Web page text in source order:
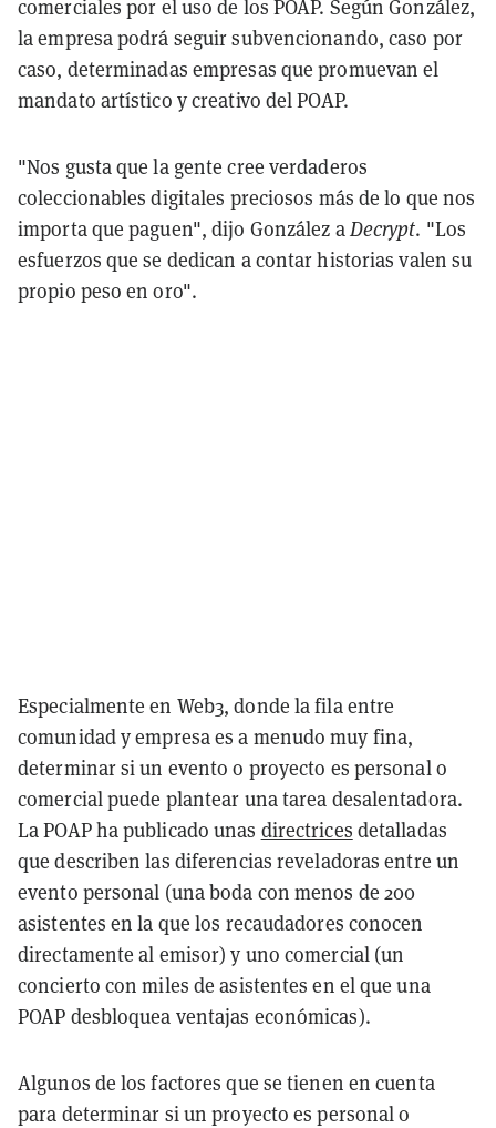
comerciales por el uso de los POAP. Según González,
la empresa podrá seguir subvencionando, caso por
caso, determinadas empresas que promuevan el
mandato artístico y creativo del POAP.
"Nos gusta que la gente cree verdaderos
coleccionables digitales preciosos más de lo que nos
importa que paguen", dijo González aDecrypt. "Los
esfuerzos que se dedican a contar historias valen su
propio peso en oro".
Especialmente en Web3, donde la fila entre
comunidad y empresa es a menudo muy fina,
determinar si un evento o proyecto es personal o
comercial puede plantear una tarea desalentadora.
La POAP ha publicado unas directrices detalladas
que describen las diferencias reveladoras entre un
evento personal (una boda con menos de 200
asistentes en la que los recaudadores conocen
directamente al emisor) y uno comercial (un
concierto con miles de asistentes en el que una
POAP desbloquea ventajas económicas).
Algunos de los factores que se tienen en cuenta
para determinar si un proyecto es personal o